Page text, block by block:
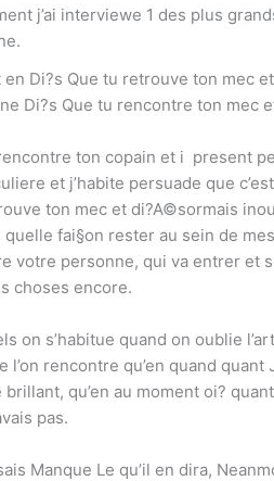
j’ai interviewe 1 des plus
en Di?s Que tu retrouve ton mec
Di?s Que tu rencontre ton mec
ton copain et i present
et j’habite persuade que
ton mec et di?A©sormais
fai§on rester au sein de
votre personne, qui va entrer et
choses encore.
on s’habitue quand on oublie
l’on rencontre qu’en quand
brillant, qu’en au moment oi?
pas.
Manque Le qu’il en dira,